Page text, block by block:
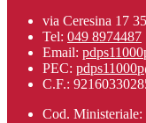
via Ceresina 17
Tel: 049 8974487
Email:
PEC:
C.F.:
Cod. Ministeriale: